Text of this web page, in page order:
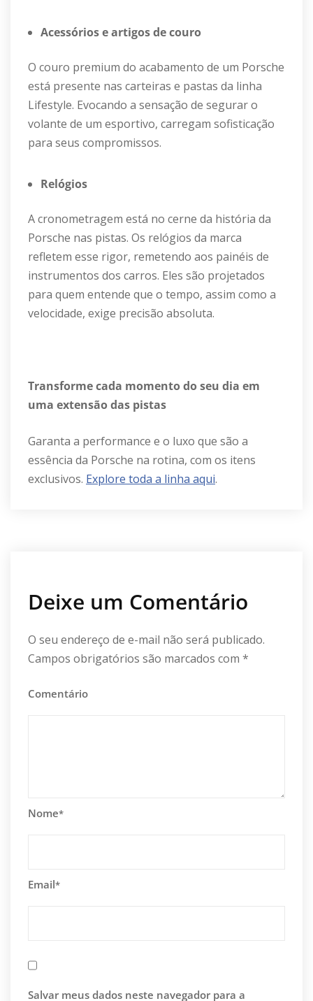
Acessórios e artigos de couro
O couro premium do acabamento de um Porsche
está presente nas carteiras e pastas da linha
Lifestyle. Evocando a sensação de segurar o
volante de um esportivo, carregam sofisticação
para seus compromissos.
Relógios
A cronometragem está no cerne da história da
Porsche nas pistas. Os relógios da marca
refletem esse rigor, remetendo aos painéis de
instrumentos dos carros. Eles são projetados
para quem entende que o tempo, assim como a
velocidade, exige precisão absoluta.
Transforme cada momento do seu dia em
uma extensão das pistas
Garanta a performance e o luxo que são a
essência da Porsche na rotina, com os itens
exclusivos. Explore toda a linha aqui.
Deixe um Comentário
O seu endereço de e-mail não será publicado.
Campos obrigatórios são marcados com *
Comentário
Nome*
Email*
Salvar meus dados neste navegador para a